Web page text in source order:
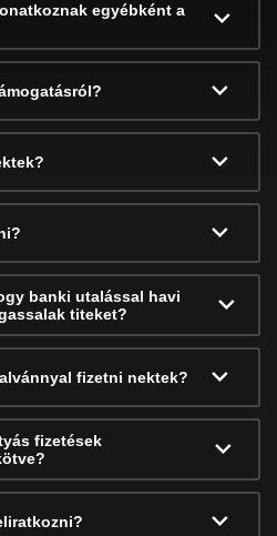
egyébként a
banki utalással havi
titeket?
fizetni nektek?
fizetések